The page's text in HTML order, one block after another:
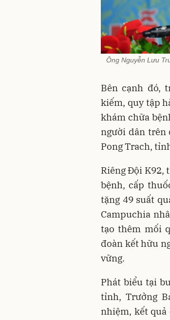
Ông Nguyễn Lưu
Bên cạnh đó,
kiếm, quy tập
khám chữa
người dân trên
Pong Trach,
Riêng Đội K92,
bệnh, cấp
tặng 49 suất
Campuchia
tạo thêm mối
đoàn kết hữu
vững.
Phát biểu tại
tỉnh, Trưởng
nhiệm, kết quả